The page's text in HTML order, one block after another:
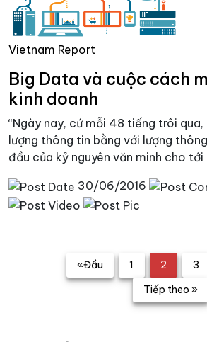
Vietnam Report
Big Data và cuộc cách
kinh doanh
“Ngày nay, cứ mỗi 48 tiếng trôi
lượng thông tin bằng với lượng
đầu của kỷ nguyên văn minh cho tới
30/06/2016
«Đầu 1 2 3
Tiếp theo »